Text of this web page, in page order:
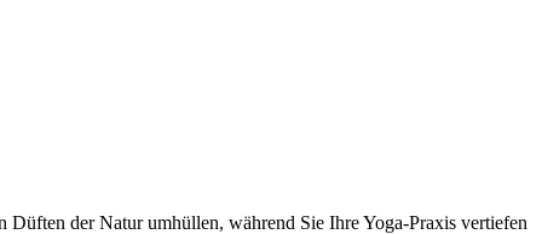
der Natur umhüllen, während Sie Ihre Yoga-Praxis vertiefen